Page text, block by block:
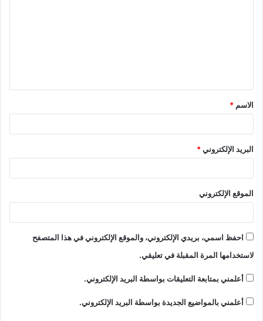
الاسم *
البريد الإلكتروني*
الموقع الإلكتروني
احفظ اسمي، بريدي الإلكتروني، والموقع الإلكتروني في هذا المتصفح
لاستخدامها المرة المقبلة في تعليقي.
أعلمني بمتابعة التعليقات بواسطة البريد الإلكتروني.
أعلمني بالمواضيع الجديدة بواسطة البريد الإلكتروني.